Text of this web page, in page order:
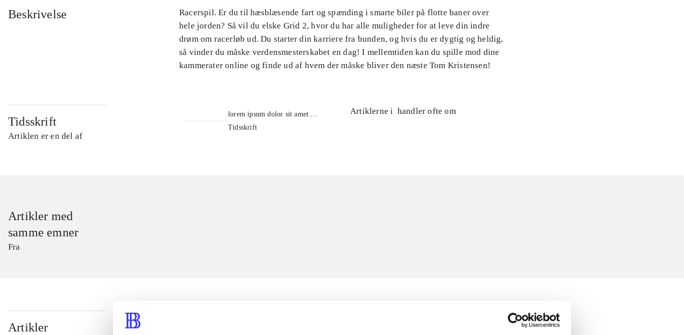
Beskrivelse
Racerspil. Er du til hæsblæsende fart og spænding i smarte biler på flotte baner over
hele jorden? Så vil du elske Grid 2, hvor du har alle muligheder for at leve din indre
drøm om racerløb ud. Du starter din karriere fra bunden, og hvis du er dygtig og heldig,
så vinder du måske verdensmesterskabet en dag! I mellemtiden kan du spille mod dine
kammerater online og finde ud af hvem der måske bliver den næste Tom Kristensen!
Tidsskrift
Artiklen er en del af
lorem ipsum dolor sit amet ...
Tidsskrift
Artiklerne i handler ofte om
Artikler med
samme emner
Fra
Artikler